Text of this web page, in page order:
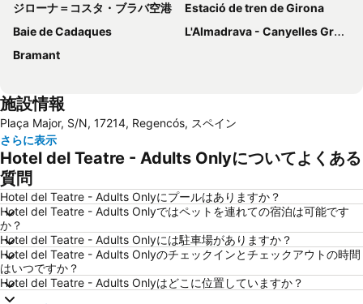
ジローナ＝コスタ・ブラバ空港
Estació de tren de Girona
Baie de Cadaques
L'Almadrava - Canyelles Grosses
Bramant
施設情報
Plaça Major, S/N, 17214, Regencós, スペイン
さらに表示
Hotel del Teatre - Adults Onlyについてよくある
質問
Hotel del Teatre - Adults Onlyにプールはありますか？
Hotel del Teatre - Adults Onlyではペットを連れての宿泊は可能です
か？
Hotel del Teatre - Adults Onlyには駐車場がありますか？
Hotel del Teatre - Adults Onlyのチェックインとチェックアウトの時間
はいつですか？
Hotel del Teatre - Adults Onlyはどこに位置していますか？